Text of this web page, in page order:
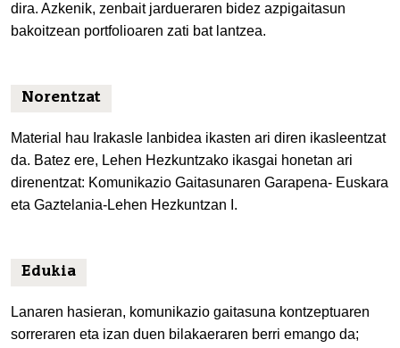
dira. Azkenik, zenbait jardueraren bidez azpigaitasun
bakoitzean portfolioaren zati bat lantzea.
Norentzat
Material hau Irakasle lanbidea ikasten ari diren ikasleentzat
da. Batez ere, Lehen Hezkuntzako ikasgai honetan ari
direnentzat: Komunikazio Gaitasunaren Garapena- Euskara
eta Gaztelania-Lehen Hezkuntzan I.
Edukia
Lanaren hasieran, komunikazio gaitasuna kontzeptuaren
sorreraren eta izan duen bilakaeraren berri emango da;